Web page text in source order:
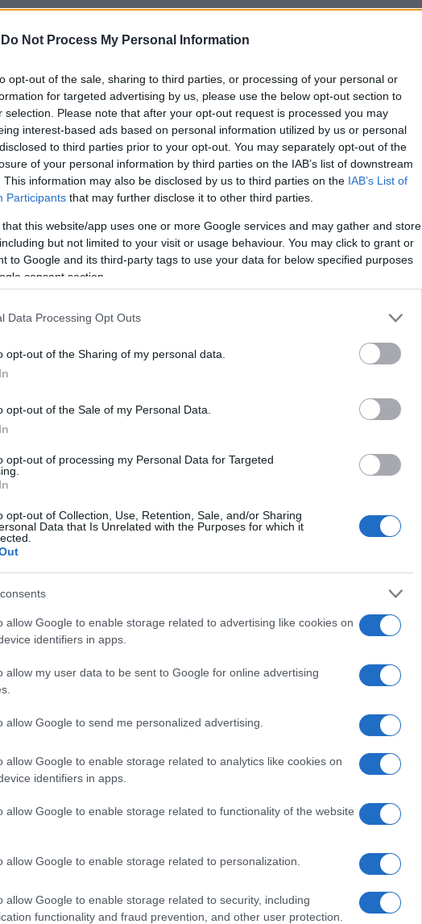
Do Not Process My Personal Information
opt-out of the sale, sharing to third parties, or processing of your personal or
for targeted advertising by us, please use the below opt-out section to
selection. Please note that after your opt-out request is processed you may
interest-based ads based on personal information utilized by us or personal
to third parties prior to your opt-out. You may separately opt-out of the
of your personal information by third parties on the IAB’s list of downstream
This information may also be disclosed by us to third parties on the IAB’s List of
Participants that may further disclose it to other third parties.
that this website/app uses one or more Google services and may gather and store
but not limited to your visit or usage behaviour. You may click to grant or
to Google and its third-party tags to use your data for below specified purposes
consent section.
Data Processing Opt Outs
opt-out of the Sharing of my personal data.
opt-out of the Sale of my Personal Data.
opt-out of processing my Personal Data for Targeted
opt-out of Collection, Use, Retention, Sale, and/or Sharing
Data that Is Unrelated with the Purposes for which it
allow Google to enable storage related to advertising like cookies on
identifiers in apps.
allow my user data to be sent to Google for online advertising
allow Google to send me personalized advertising.
allow Google to enable storage related to analytics like cookies on
identifiers in apps.
allow Google to enable storage related to functionality of the website
allow Google to enable storage related to personalization.
allow Google to enable storage related to security, including
functionality and fraud prevention, and other user protection.
los signos de la vejez, lo que dificulta a
cuidados especiales. Identificar estos
y mantener su calidad de vida.
alrededor de lossiete años
tiempo. Factores como la
y cuándo aparecen estos cambios. Por
desarrollar problemas articulares con más
del envejecimiento
en los patrones de sueño
activo, podría ser una señal de que está
hábitos alimenticios
o dificultad para masticar
grave, pero ignorarlos puede llevar
dentales no tratados pueden derivar en
la salud general del gato.